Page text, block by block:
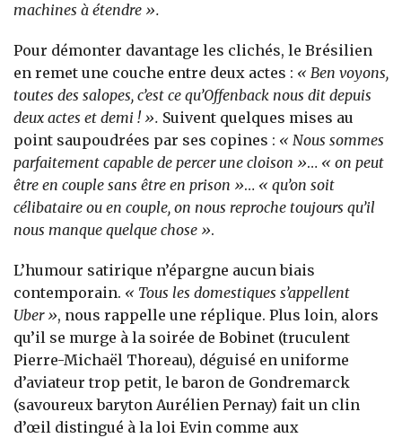
machines à étendre ».
Pour démonter davantage les clichés, le Brésilien
en remet une couche entre deux actes : « Ben voyons,
toutes des salopes, c’est ce qu’Offenback nous dit depuis
deux actes et demi ! ». Suivent quelques mises au
point saupoudrées par ses copines : « Nous sommes
parfaitement capable de percer une cloison »… « on peut
être en couple sans être en prison »… « qu’on soit
célibataire ou en couple, on nous reproche toujours qu’il
nous manque quelque chose ».
L’humour satirique n’épargne aucun biais
contemporain. « Tous les domestiques s’appellent
Uber », nous rappelle une réplique. Plus loin, alors
qu’il se murge à la soirée de Bobinet (truculent
Pierre-Michaël Thoreau), déguisé en uniforme
d’aviateur trop petit, le baron de Gondremarck
(savoureux baryton Aurélien Pernay) fait un clin
d’œil distingué à la loi Evin comme aux